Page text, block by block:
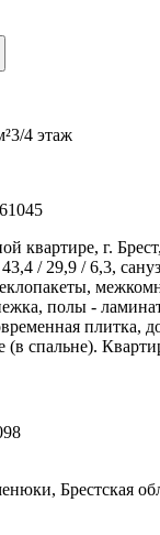
3/4 этаж
квартире, г.
/ 29,9 / 6,3,
полы -
плитка,
(в спальне).
Брестская